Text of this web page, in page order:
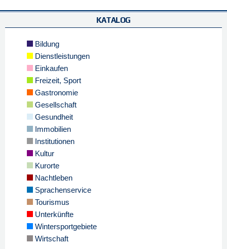
KATALOG
Bildung
Dienstleistungen
Einkaufen
Freizeit, Sport
Gastronomie
Gesellschaft
Gesundheit
Immobilien
Institutionen
Kultur
Kurorte
Nachtleben
Sprachenservice
Tourismus
Unterkünfte
Wintersportgebiete
Wirtschaft